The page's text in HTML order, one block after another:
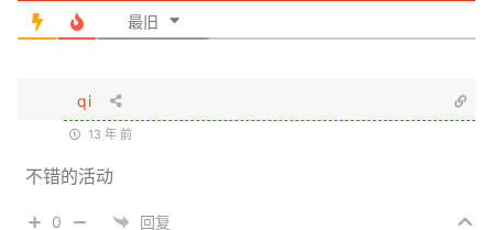
最旧
qi
13 年 前
不错的活动
0 回复